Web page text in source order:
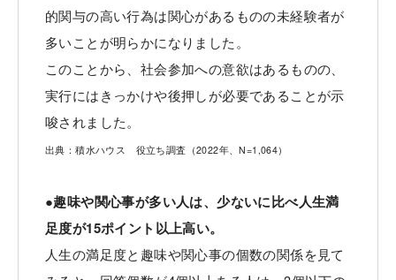
的関与の高い行為は関心があるものの未経験者が
多いことが明らかになりました。
このことから、社会参加への意欲はあるものの、
実行にはきっかけや後押しが必要であることが示
唆されました。
出典：積水ハウス 役立ち調査（2022年、N=1,064）
●趣味や関心事が多い人は、少ないに比べ人生満
足度が15ポイント以上高い。
人生の満足度と趣味や関心事の個数の関係を見て